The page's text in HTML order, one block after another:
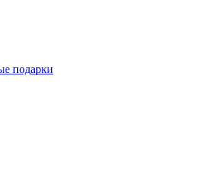
подарки